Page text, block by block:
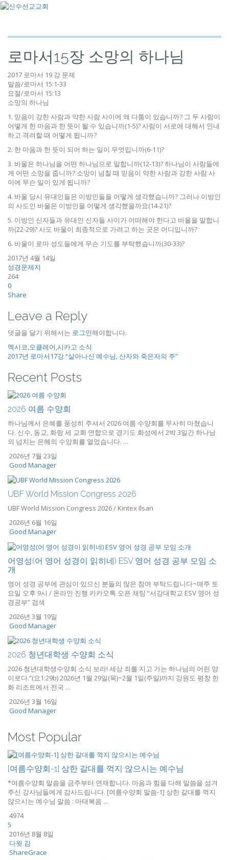
로마서15장 소망의 하나님
2017 로마서 19 강 문제
말씀/로마서 15:1-33
요절/로마서 15:13
소망의 하나님
1. 믿음이 강한 사람과 약한 사람 사이에 왜 다툼이 있습니까? 그 두 사람이
어떻게 한 마음과 한 뜻이 될 수 있습니까(1-5)? 사람이 서로에 대해서 인내
하고 격려할 때 어떻게 됩니까?
2. 한 마음과 한 뜻이 되어 하는 일이 무엇입니까(6-11)?
3. 바울은 하나님을 어떤 하나님으로 말합니까(12-13)? 하나님이 사람들에
게 어떤 소망을 줍니까? 소망이 넘칠 때 믿음이 약한 사람과 강한 사람 사
이에 무슨 일이 있게 됩니까?
4. 바울 당시 유대인들은 이방인들을 어떻게 생각했습니까? 그러나 이방인
의 사도인 바울은 이방인을 어떻게 생각했을까요(14-21)?
5. 이방인 신자들과 유대인 신자들 사이가 어떠해야 한다고 바울을 말합니
까(22-29)? 사도 바울이 최종적으로 가려고 하는 곳은 어디입니까?
6. 바울이 로마 성도들에게 무슨 기도를 부탁했습니까(30-33)?
2017년 4월 14일
성경문제지
264
0
Share
Leave a Reply
댓글을 달기 위해서는 로그인해야합니다.
멕시코,오클레어,시카고 소식
2017년 로마서17강 “살아나신 예수님, 산자와 죽은자의 주”
Recent Posts
2026 여름 수양회
하나님께서 은혜를 풍성히 주셔서 2026 여름 수양회를 무사히 마쳤습니
다. 신수, 동교, 화랑 세 교회 연합으로 경기도 화성에서 2박 3일간 하나님
의 넘치는 은혜의 수양회를 열었습니다. ...
2026년 7월 23일
Good Manager
UBF World Mission Congress 2026
UBF World Mission Congress 2026 / Kintex Ilsan
2026년 6월 16일
Good Manager
어영성(어 영어 성경이 읽히네) ESV 영어 성경 공부 모임 소
개
영어 성경 공부에 관심이 있으신 분들의 많은 참여 부탁드립니다~매주 토
요일 오후 9시 / 온라인 진행 카카오톡 오픈 채팅 “서강대학교 ESV 영어 성
경공부” 검색
2026년 3월 19일
Good Manager
2026 청년대학생 수양회 소식
2026 청년대학생수양회 소식 보라! 세상 죄를 지고 가는 하나님의 어린 양
이로다.”(요1:29b) 2026년 1월 29일(목)~2월 1일(주일)까지 강원도 평창 한
화 리조트에서 전국 ...
2026년 3월 16일
Good Manager
Most Popular
[여름수양회-1] 상한 갈대를 꺽지 않으시는 예수님
*여름수양회 말씀을 금주부터 연재합니다. 마음과 힘을 다해 말씀을 섬겨
주신 강사님들에게 감사드립니다. [여름수양회 말씀-1] 상한 갈대를 꺽지
않으시는 예수님 말씀 : 마태복음 ...
4974
5
2016년 8월 8일
다윗 김
ShareGrace